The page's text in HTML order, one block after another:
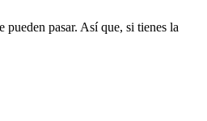
pueden pasar. Así que, si tienes la